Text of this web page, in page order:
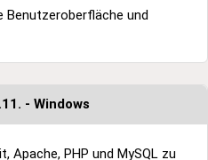
Benutzeroberfläche und
- Windows
Apache, PHP und MySQL zu